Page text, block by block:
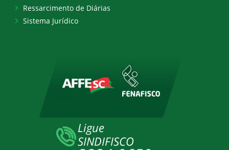
Ressarcimento de Diárias
Sistema Jurídico